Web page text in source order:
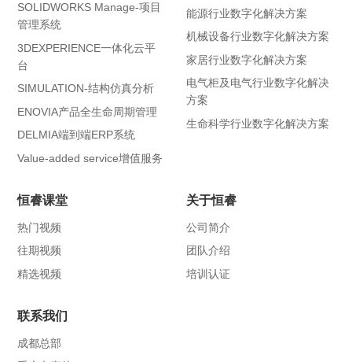
SOLIDWORKS Manage-项目
管理系统
3DEXPERIENCE一体化云平
台
SIMULATION-结构仿真分析
ENOVIA产品全生命周期管理
DELMIA端到端ERP系统
Value-added service增值服务
能源行业数字化解决方案
机械设备行业数字化解决方案
家居行业数字化解决方案
电气柜及电气行业数字化解决
方案
生命科学行业数字化解决方案
恒睿课堂
热门视频
往期视频
精选视频
关于恒睿
公司简介
团队介绍
培训认证
联系我们
成都总部